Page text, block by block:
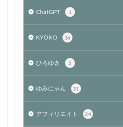
ChatGPT 1
KYOKO 16
ひろゆき 3
ゆみにゃん 31
アフィリエイト 24